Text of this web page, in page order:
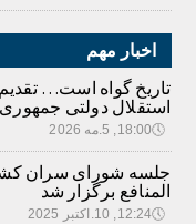
اخبار مهم
استقلال دولتی
🕔18:00, 5.مه 2026
جلسه شورای سران
المنافع برگزار شد
🕔12:24, 10.اکتبر 2025